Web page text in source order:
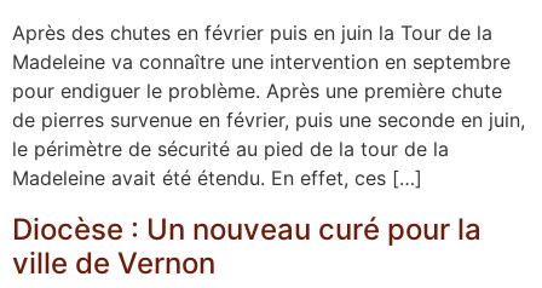
Après des chutes en février puis en juin la Tour de la
Madeleine va connaître une intervention en septembre
pour endiguer le problème. Après une première chute
de pierres survenue en février, puis une seconde en juin,
le périmètre de sécurité au pied de la tour de la
Madeleine avait été étendu. En effet, ces […]
Diocèse : Un nouveau curé pour la
ville de Vernon